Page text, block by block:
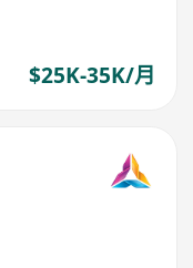
$25K-35K/月